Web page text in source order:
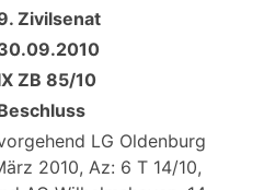
Zivilsenat
ZB 85/10
LG Oldenburg
2010, Az: 6 T 14/10,